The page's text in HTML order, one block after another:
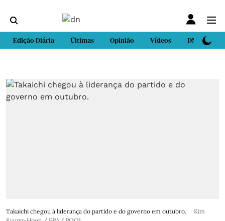
Edição Diária Últimas Opinião Vídeos DN Sport
Takaichi chegou à liderança do partido e do governo em outubro.
Kim